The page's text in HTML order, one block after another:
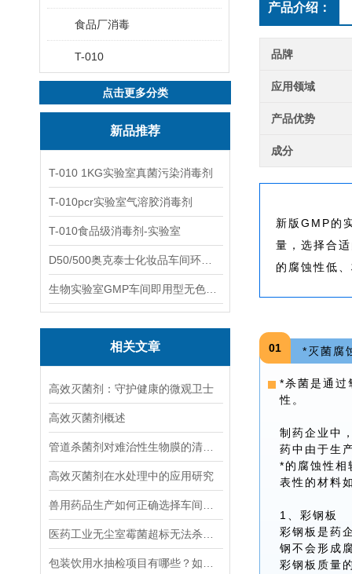
食品厂消毒
T-010
点击更多分类
新品推荐
T-010 1KG实验室真菌污染消毒剂
T-010pcr实验室气溶胶消毒剂
T-010食品级消毒剂-实验室
相关文章
高效灭菌剂：守护健康的微观卫士
高效灭菌剂概述
高效灭菌剂在水处理中的应用研究
产品介绍：
品牌
应用领域
产品优势
成分
新版GMP的
量，选择合
的腐蚀性低
01 *灭菌腐
*杀菌是通过
性。
制药企业中
药中由于生
*的腐蚀性相
表性的材料
1、彩钢板
彩钢板是药
钢不会形成
彩钢板质量